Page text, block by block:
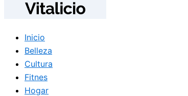
Inicio
Belleza
Cultura
Fitnes
Hogar